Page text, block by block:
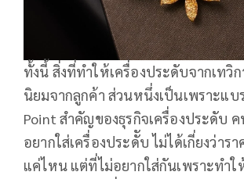
ทั้งนี้ สิ่งที่ทำให้เครื่องประดับจากเทวิ
นิยมจากลูกค้า ส่วนหนึ่งเป็นเพราะแบ
Point สำคัญของธุรกิจเครื่องประดับ
อยากใส่เครื่องประดัับ ไม่ได้เกี่ยงว่าร
แค่ไหน แต่ที่ไม่อยากใส่กันเพราะทำใ